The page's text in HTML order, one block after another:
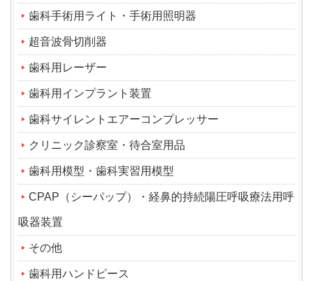
歯科手術用ライト・手術用照明器
超音波骨切削器
歯科用レーザー
歯科用インプラント装置
歯科サイレントエアーコンプレッサー
クリニック診察室・待合室用品
歯科用模型・歯科実習用模型
CPAP（シーパップ）・経鼻的持続陽圧呼吸療法用呼
吸器装置
その他
歯科用ハンドピース